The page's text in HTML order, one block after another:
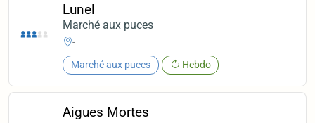
Lunel
Marché aux puces
-
Marché aux puces Hebdo
Aigues Mortes